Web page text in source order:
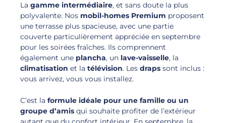
La gamme intermédiaire, et sans doute la plus
polyvalente. Nos mobil-homes Premium proposent
une terrasse plus spacieuse, avec une partie
couverte particulièrement appréciée en septembre
pour les soirées fraîches. Ils comprennent
également une plancha, un lave-vaisselle, la
climatisation et la télévision. Les draps sont inclus :
vous arrivez, vous vous installez.
C’est la formule idéale pour une famille ou un
groupe d’amis qui souhaite profiter de l’extérieur